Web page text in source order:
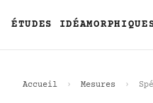
ÉTUDES
Accueil Mesures